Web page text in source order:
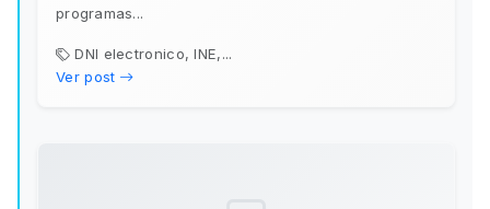
programas...
DNI electronico, INE,...
Ver post